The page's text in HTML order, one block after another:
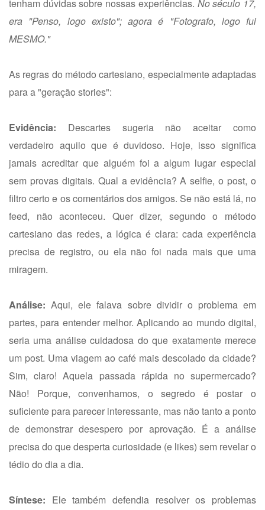
tenham dúvidas sobre nossas experiências. No século 17,
era "Penso, logo existo"; agora é "Fotografo, logo fui
MESMO."
As regras do método cartesiano, especialmente adaptadas
para a "geração stories":
Evidência: Descartes sugeria não aceitar como
verdadeiro aquilo que é duvidoso. Hoje, isso significa
jamais acreditar que alguém foi a algum lugar especial
sem provas digitais. Qual a evidência? A selfie, o post, o
filtro certo e os comentários dos amigos. Se não está lá, no
feed, não aconteceu. Quer dizer, segundo o método
cartesiano das redes, a lógica é clara: cada experiência
precisa de registro, ou ela não foi nada mais que uma
miragem.
Análise: Aqui, ele falava sobre dividir o problema em
partes, para entender melhor. Aplicando ao mundo digital,
seria uma análise cuidadosa do que exatamente merece
um post. Uma viagem ao café mais descolado da cidade?
Sim, claro! Aquela passada rápida no supermercado?
Não! Porque, convenhamos, o segredo é postar o
suficiente para parecer interessante, mas não tanto a ponto
de demonstrar desespero por aprovação. É a análise
precisa do que desperta curiosidade (e likes) sem revelar o
tédio do dia a dia.
Síntese: Ele também defendia resolver os problemas